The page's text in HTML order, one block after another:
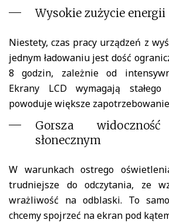
Wysokie zużycie energii
Niestety, czas pracy urządzeń z
jednym ładowaniu jest dość
8 godzin, zależnie od
Ekrany LCD wymagają
powoduje większe
Gorsza
słonecznym
W warunkach ostrego
trudniejsze do odczytania, ze
wrażliwość na odblaski. To
chcemy spojrzeć na ekran pod